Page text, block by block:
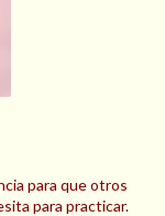
para que otros
para practicar.